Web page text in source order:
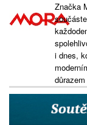
Značka
i dnes,